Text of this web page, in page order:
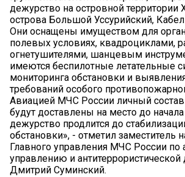
дежурство на островной территории
острова Большой Уссурийский,
Они оснащены имуществом для
полевых условиях, квадроциклами,
огнетушителями, шанцевым
имеются беспилотные летательные
мониторинга обстановки и
требований особого
Авиацией МЧС России личный
будут доставлены на место до
дежурство продлится до
обстановки», - отметил заместитель
Главного управления МЧС России по
управлению и антитеррористической
Дмитрий Суминский.